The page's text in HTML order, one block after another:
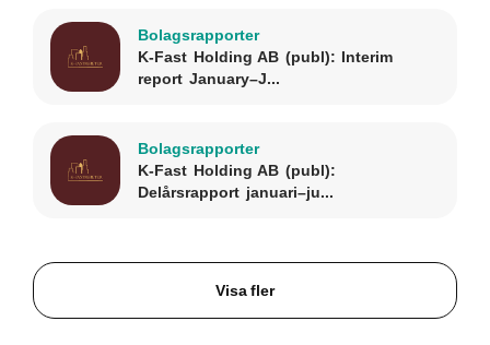
Bolagsrapporter
K-Fast Holding AB (publ): Interim
report January–J...
Bolagsrapporter
K-Fast Holding AB (publ):
Delårsrapport januari–ju...
Visa fler